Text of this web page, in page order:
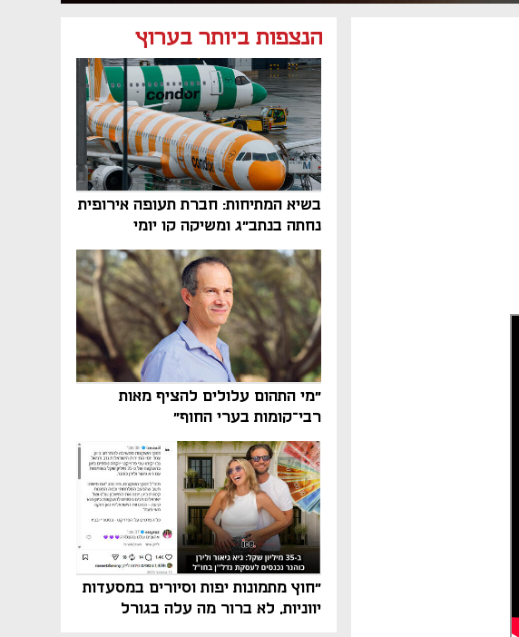
הנצפות ביותר בערוץ
בשיא המתיחות: חברת תעופה אירופית
נחתה בנתב"ג ומשיקה קו יומי
"מי התהום עלולים להציף מאות
רבי־קומות בערי החוף"
"חוץ מתמונות יפות וסיורים במסעדות
יווניות, לא ברור מה עלה בגורל